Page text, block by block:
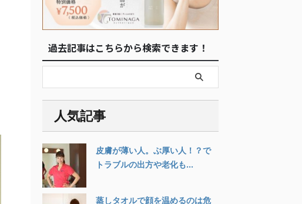
過去記事はこちらから検索できます！
人気記事
皮膚が薄い人。ぶ厚い人！？で
トラブルの出方や老化も...
蒸しタオルで顔を温めるのは危